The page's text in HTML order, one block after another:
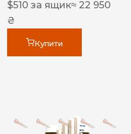
$510 за ящик≈ 22 950
₴
Купити